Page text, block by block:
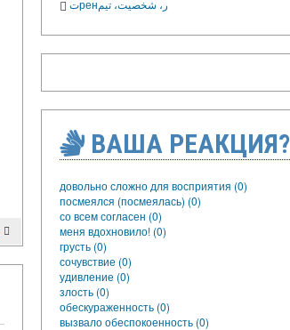
تренر، شخصیت، تیم
ВАША РЕАКЦИЯ?
довольно сложно для восприятия (0)
посмеялся (посмеялась) (0)
со всем согласен (0)
меня вдохновило! (0)
грусть (0)
сочувствие (0)
удивление (0)
злость (0)
обескураженность (0)
вызвало обеспокоенность (0)